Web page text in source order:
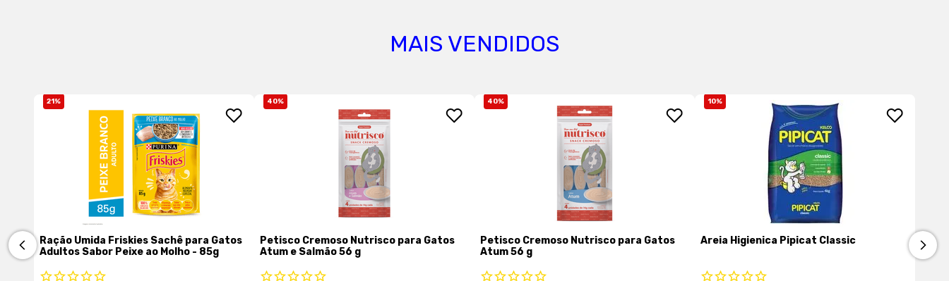
MAIS VENDIDOS
21%
Ração Úmida Friskies Sachê para Gatos
Adultos Sabor Peixe ao Molho - 85g
40%
Petisco Cremoso Nutrisco para Gatos
Atum e Salmão 56 g
40%
Petisco Cremoso Nutrisco para Gatos
Atum 56 g
10%
Areia Higienica Pipicat Classic